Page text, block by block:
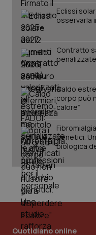
Salute orale &
Sangue &
Tiroide
Tumore al seno
Tumore ovarico
Tumori del
Tumori
Ulcera &
Vaccini
Eclissi
osservarla
Contratto
Caldo
corpo può
calore”
genetici.
biologica
Quotidiano online
tracking-sites-
tracking-enable